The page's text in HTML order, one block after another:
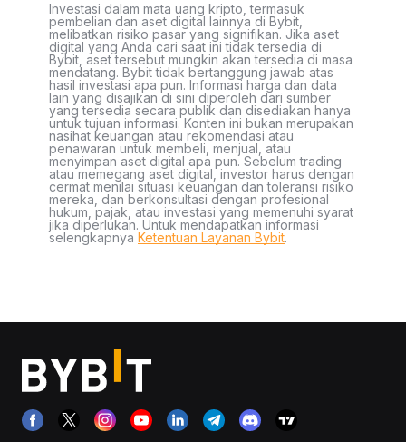
Investasi dalam mata uang kripto, termasuk
pembelian dan aset digital lainnya di Bybit,
melibatkan risiko pasar yang signifikan. Jika aset
digital yang Anda cari saat ini tidak tersedia di
Bybit, aset tersebut mungkin akan tersedia di masa
mendatang. Bybit tidak bertanggung jawab atas
hasil investasi apa pun. Informasi harga dan data
lain yang disajikan di sini diperoleh dari sumber
yang tersedia secara publik dan disediakan hanya
untuk tujuan informasi. Konten ini bukan merupakan
nasihat keuangan atau rekomendasi atau
penawaran untuk membeli, menjual, atau
menyimpan aset digital apa pun. Sebelum trading
atau memegang aset digital, investor harus dengan
cermat menilai situasi keuangan dan toleransi risiko
mereka, dan berkonsultasi dengan profesional
hukum, pajak, atau investasi yang memenuhi syarat
jika diperlukan. Untuk mendapatkan informasi
selengkapnya Ketentuan Layanan Bybit.